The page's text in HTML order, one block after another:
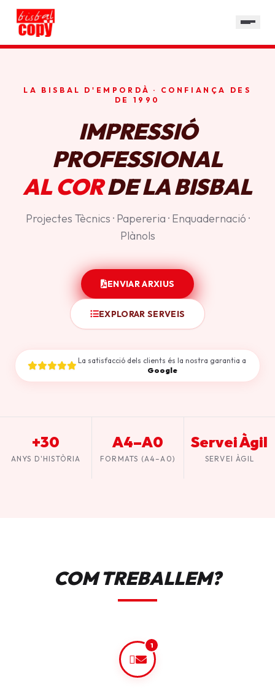
HORARI
LA BISBAL D'EMPORDÀ · CONFIANÇA DES
DE 1990
IMPRESSIÓ
PROFESSIONAL
AL CORDE LA BISBAL
Projectes Tècnics · Papereria · Enquadernació ·
Plànols
ENVIAR ARXIUS
EXPLORAR SERVEIS
La satisfacció dels clients és la nostra garantia a
Google
+30
ANYS D'HISTÒRIA
A4–A0
FORMATS (A4–A0)
Servei Àgil
SERVEI ÀGIL
COM TREBALLEM?
1